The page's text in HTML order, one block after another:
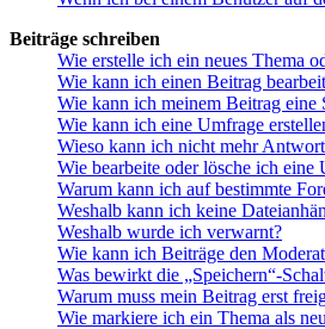
Beiträge schreiben
Wie erstelle ich ein neues Thema
Wie kann ich einen Beitrag
Wie kann ich meinem Beitrag eine
Wie kann ich eine Umfrage
Wieso kann ich nicht mehr
Wie bearbeite oder lösche ich eine
Warum kann ich auf bestimmte
Weshalb kann ich keine
Weshalb wurde ich verwarnt?
Wie kann ich Beiträge den
Was bewirkt die „Speichern“-
Warum muss mein Beitrag erst
Wie markiere ich ein Thema als